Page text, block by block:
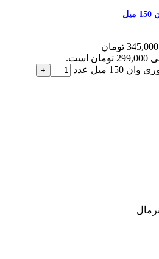
قیمت اصلی 345,000 تومان